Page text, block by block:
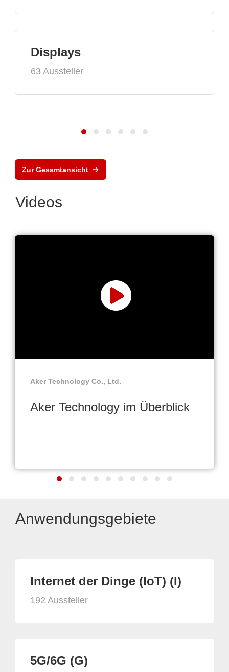
Displays
63 Aussteller
Zur Gesamtansicht
Videos
Aker Technology Co., Ltd.
Aker Technology im Überblick
Anwendungsgebiete
Internet der Dinge (IoT) (I)
192 Aussteller
5G/6G (G)